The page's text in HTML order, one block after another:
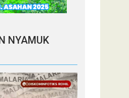
NYAMUK